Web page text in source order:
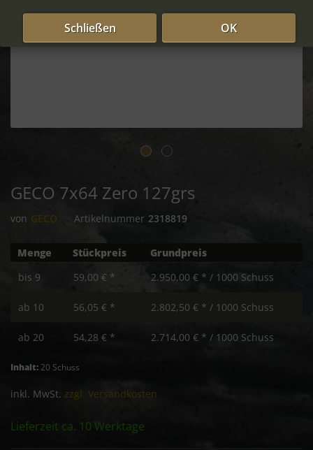
GECO 7x64 Zero 127grs
von GECO Artikelnummer 2318819
Menge Stückpreis
Grundpreis
bis 9 59,00 € * 2.950,00 € * / 1000 Schuss
ab 10 56,05 € * 2.802,50 € * / 1000 Schuss
ab 20 54,28 € * 2.714,00 € * / 1000 Schuss
Inhalt:20 Schuss
inkl. MwSt. zzgl. Versandkosten
Lieferzeit ca. 10 Werktage
OK
Schließen